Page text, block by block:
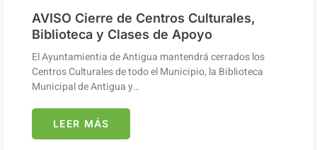
AVISO Cierre de Centros Culturales,
Biblioteca y Clases de Apoyo
El Ayuntamientia de Antigua mantendrá cerrados los
Centros Culturales de todo el Municipio, la Biblioteca
Municipal de Antigua y…
LEER MÁS